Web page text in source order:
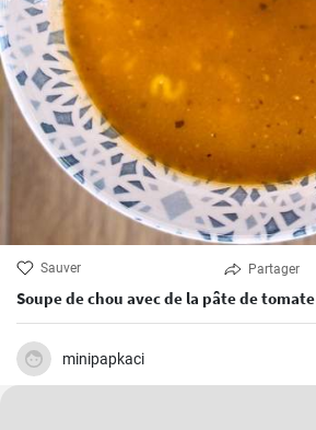
Sauver Partager
Soupe de chou avec de la pâte de tomate
minipapkaci